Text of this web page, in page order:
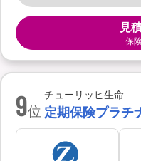
見
保
9位
チューリッヒ生命
定期保険プラチ